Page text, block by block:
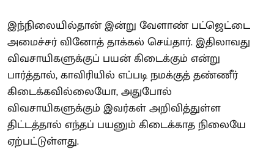
இந்நிலையில்தான் இன்று வேளாண் பட்ஜெட்டை
அமைச்சர் வினோத் தாக்கல் செய்தார். இதிலாவது
விவசாயிகளுக்குப் பயன் கிடைக்கும் என்று
பார்த்தால், காவிரியில் எப்படி நமக்குத் தண்ணீர்
கிடைக்கவில்லையோ, அதுபோல்
விவசாயிகளுக்கும் இவர்கள் அறிவித்துள்ள
திட்டத்தால் எந்தப் பயனும் கிடைக்காத நிலையே
ஏற்பட்டுள்ளது.